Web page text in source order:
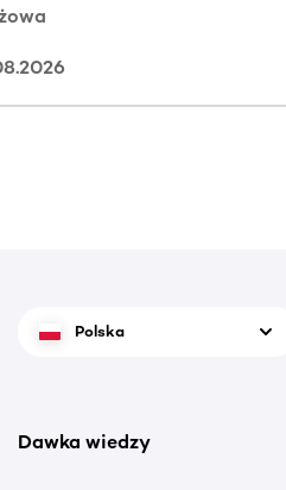
Polska
Dawka wiedzy